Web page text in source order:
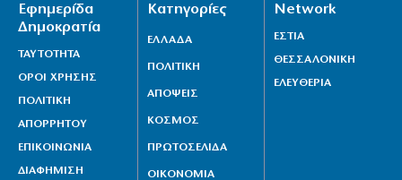
Εφημερίδα
Δημοκρατία
ΤΑΥΤΟΤΗΤΑ
ΟΡΟΙ ΧΡΗΣΗΣ
ΠΟΛΙΤΙΚΗ
ΑΠΟΡΡΗΤΟΥ
ΕΠΙΚΟΙΝΩΝΙΑ
ΔΙΑΦΗΜΙΣΗ
Κατηγορίες
ΕΛΛΑΔΑ
ΠΟΛΙΤΙΚΗ
ΑΠΟΨΕΙΣ
ΚΟΣΜΟΣ
ΠΡΩΤΟΣΕΛΙΔΑ
ΟΙΚΟΝΟΜΙΑ
Network
ΕΣΤΙΑ
ΘΕΣΣΑΛΟΝΙΚΗ
ΕΛΕΥΘΕΡΙΑ